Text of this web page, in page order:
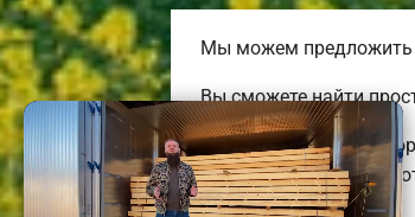
Мы можем предложить
Вы сможете найти
Строим комфортные,
энергоэффективных